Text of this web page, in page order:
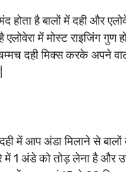
होता है बालों में दही और
में मोस्ट राइजिंग गुण
दही मिक्स करके अपने
में आप अंडा मिलाने से बालों
1 अंडे को तोड़ लेना है और